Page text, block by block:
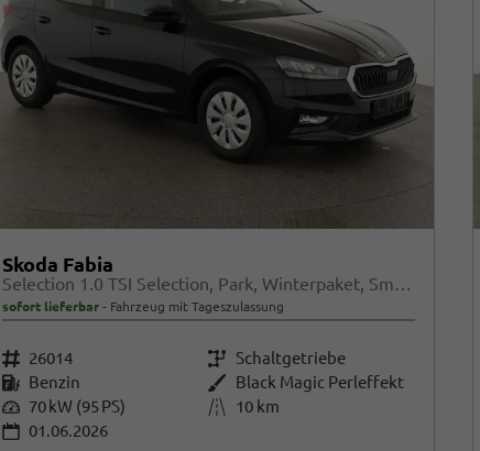
Skoda Fabia
Selection 1.0 TSI Selection, Park, Winterpaket, SmartLink, 4 J.-Garantie
sofort lieferbar Fahrzeug mit Tageszulassung
Fahrzeugnr. 26014 Getriebe Schaltgetriebe
Kraftstoff Benzin Außenfarbe Black Magic Perleffekt
Leistung 70 kW (95 PS) Kilometerstand
10 km
01.06.2026